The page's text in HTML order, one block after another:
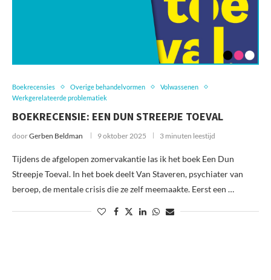
Boekrecensies Overige behandelvormen
Volwassenen
Werkgerelateerde problematiek
BOEKRECENSIE: EEN DUN STREEPJE TOEVAL
doorGerben Beldman 9 oktober 2025 3 minuten leestijd
Tijdens de afgelopen zomervakantie las ik het boek Een Dun
Streepje Toeval. In het boek deelt Van Staveren, psychiater van
beroep, de mentale crisis die ze zelf meemaakte. Eerst een …